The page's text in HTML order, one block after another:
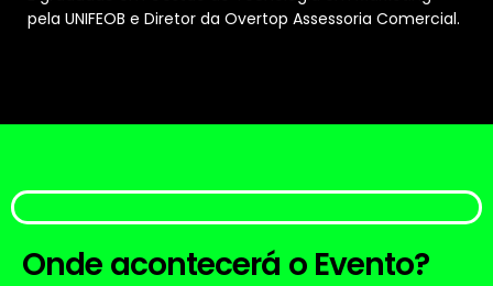
pela UNIFEOB e Diretor da Overtop Assessoria Comercial.
Onde acontecerá o Evento?